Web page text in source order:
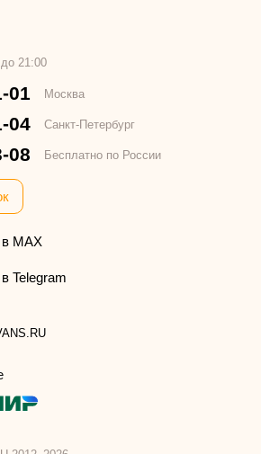
21:00
01 Москва
04 Санкт-Петербург
08 Бесплатно по России
MAX
Telegram